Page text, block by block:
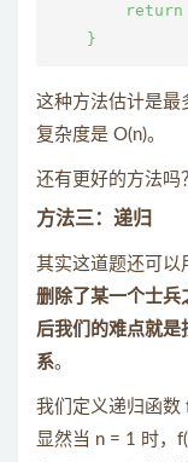
return
    }
这种方法估计是最
复杂度是 O(n)。
还有更好的方法吗
方法三：递归
其实这道题还可以
删除了某一个士兵
后我们的难点就是
系。
我们定义递归函数
显然当 n = 1 时，